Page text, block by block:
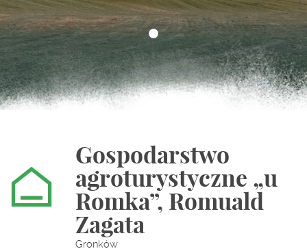
Gospodarstwo
agroturystyczne „u
Romka”, Romuald
Zagata
Gronków